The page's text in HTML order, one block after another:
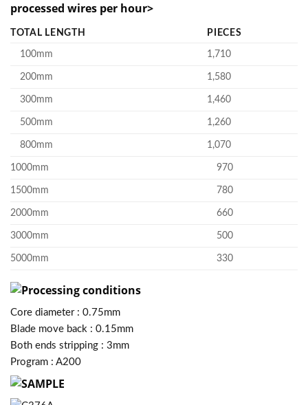
TOTAL LENGTH PIECES
100mm 1,710
200mm 1,580
300mm 1,460
500mm 1,260
800mm 1,070
1000mm 970
1500mm 780
2000mm 660
3000mm 500
5000mm 330
Core diameter : 0.75mm
Blade move back : 0.15mm
Both ends stripping : 3mm
Program : A200